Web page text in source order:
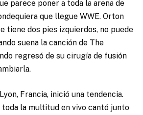
parece poner a toda la arena de
que llegue WWE. Orton
tiene dos pies izquierdos, no puede
suena la canción de The
regresó de su cirugía de fusión
Francia, inició una tendencia.
toda la multitud en vivo cantó junto